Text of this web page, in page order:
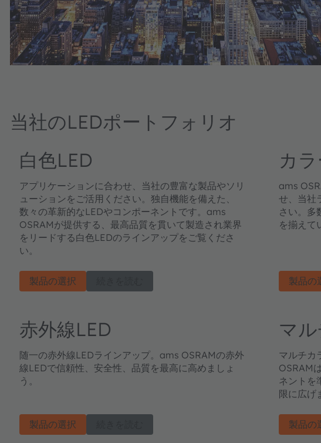
当社のLEDポートフォリオ
白色LED
アプリケーションに合わせ、当社の豊富な製品やソリ
ューションをご活用ください。独自機能を備えた、
数々の革新的なLEDやコンポーネントです。ams
OSRAMが提供する、最高品質を貫いて製造され業界
をリードする白色LEDのラインアップをご覧くださ
い。
製品の選択
カ
ams
せ、当社
さい。多
を揃えて
製品の
赤外線LED
随一の赤外線LEDラインアップ。ams OSRAMの赤外
線LEDで信頼性、安全性、品質を最高に高めましょ
う。
製品の選択
マ
マルチカ
OSRAM
ネントを
限に広げ
製品の